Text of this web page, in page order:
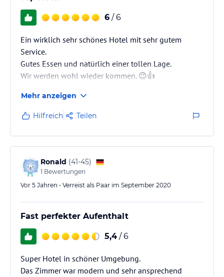
6 / 6
Ein wirklich sehr schönes Hotel mit sehr gutem
Service.
Gutes Essen und natürlich einer tollen Lage.
Wir werden wohl wieder kommen. 😉👍
Mehr anzeigen
Hilfreich Teilen
Ronald (41-45)
1 Bewertungen
Vor 5 Jahren • Verreist als Paar im September 2020
Fast perfekter Aufenthalt
5,4 / 6
Super Hotel in schöner Umgebung.
Das Zimmer war modern und sehr ansprechend